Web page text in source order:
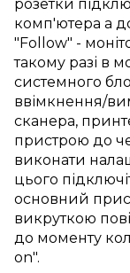
розетки
комп'ютера а
"Follow" -
такому разі в
системного
ввімкнення/
сканера,
пристрою до
виконати
цього
основний
викруткою
до моменту
on".